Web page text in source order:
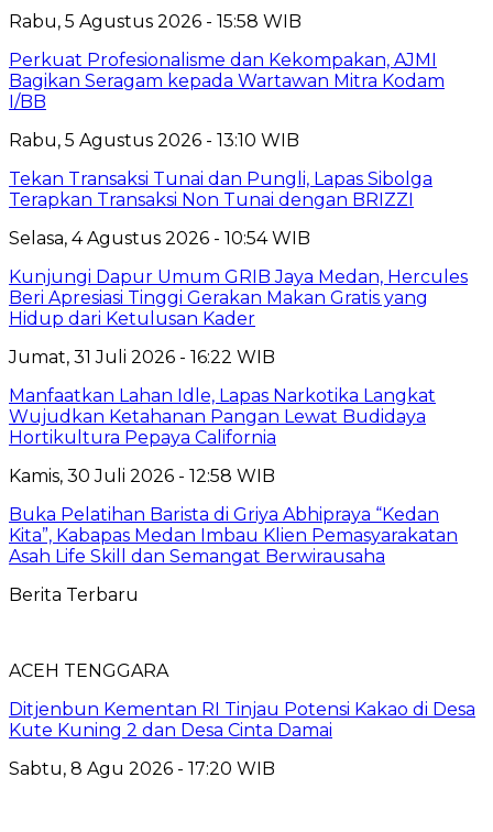
Rabu, 5 Agustus 2026 - 15:58 WIB
Perkuat Profesionalisme dan Kekompakan, AJMI
Bagikan Seragam kepada Wartawan Mitra Kodam
I/BB
Rabu, 5 Agustus 2026 - 13:10 WIB
Tekan Transaksi Tunai dan Pungli, Lapas Sibolga
Terapkan Transaksi Non Tunai dengan BRIZZI
Selasa, 4 Agustus 2026 - 10:54 WIB
Kunjungi Dapur Umum GRIB Jaya Medan, Hercules
Beri Apresiasi Tinggi Gerakan Makan Gratis yang
Hidup dari Ketulusan Kader
Jumat, 31 Juli 2026 - 16:22 WIB
Manfaatkan Lahan Idle, Lapas Narkotika Langkat
Wujudkan Ketahanan Pangan Lewat Budidaya
Hortikultura Pepaya California
Kamis, 30 Juli 2026 - 12:58 WIB
Buka Pelatihan Barista di Griya Abhipraya “Kedan
Kita”, Kabapas Medan Imbau Klien Pemasyarakatan
Asah Life Skill dan Semangat Berwirausaha
Berita Terbaru
ACEH TENGGARA
Ditjenbun Kementan RI Tinjau Potensi Kakao di Desa
Kute Kuning 2 dan Desa Cinta Damai
Sabtu, 8 Agu 2026 - 17:20 WIB